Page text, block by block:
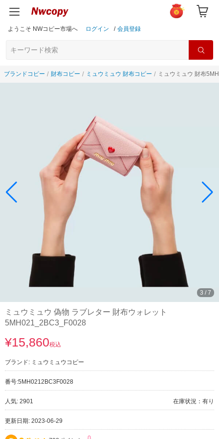
ようこそ NWコピー市場へ ログイン / 会員登録
ブランドコピー 財布コピー ミュウミュウ 財布コピー ミュウミュウ 財布
3 /7
ミュウミュウ 偽物 ラブレター 財布ウォレット
5MH021_2BC3_F0028
¥15,860税込
ブランド: ミュウミュウコピー
番号:5MH0212BC3F0028
人気: 2901 在庫状況：有り
更新日期: 2023-06-29